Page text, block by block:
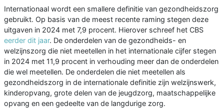
Internationaal wordt een smallere definitie van gezondheidszorg
gebruikt. Op basis van de meest recente raming stegen deze
uitgaven in 2024 met 7,9 procent. Hierover schreef het CBS
eerder dit jaar. De onderdelen van de gezondheids- en
welzijnszorg die niet meetellen in het internationale cijfer stegen
in 2024 met 11,9 procent in verhouding meer dan de onderdelen
die wel meetellen. De onderdelen die niet meetellen als
gezondheidszorg in de internationale definitie zijn welzijnswerk,
kinderopvang, grote delen van de jeugdzorg, maatschappelijke
opvang en een gedeelte van de langdurige zorg.